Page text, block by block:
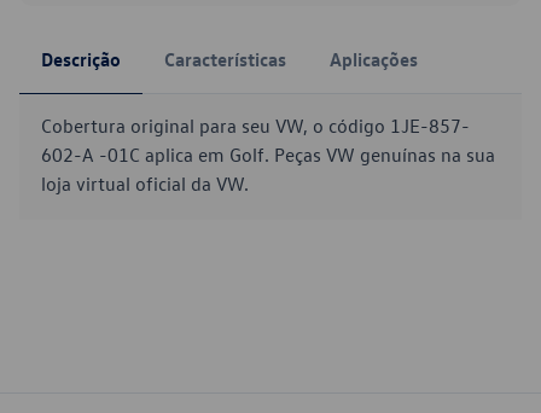
Descrição Características Aplicações
Cobertura original para seu VW, o código 1JE-857-
602-A -01C aplica em Golf. Peças VW genuínas na sua
loja virtual oficial da VW.